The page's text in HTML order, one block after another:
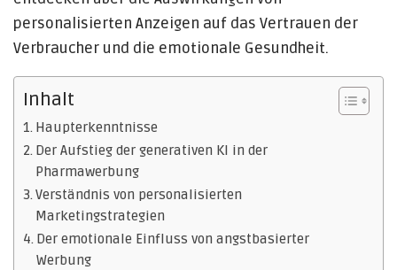
personalisierten Anzeigen auf das Vertrauen der
Verbraucher und die emotionale Gesundheit.
Inhalt
Haupterkenntnisse
Der Aufstieg der generativen KI in der
Pharmawerbung
Verständnis von personalisierten
Marketingstrategien
Der emotionale Einfluss von angstbasierter
Werbung